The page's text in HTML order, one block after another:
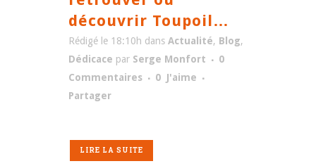
découvrir Toupoil…
Rédigé le 18:10h dans Actualité, Blog,
Dédicace par Serge Monfort
0
Commentaires
0 J'aime
Partager
LIRE LA SUITE